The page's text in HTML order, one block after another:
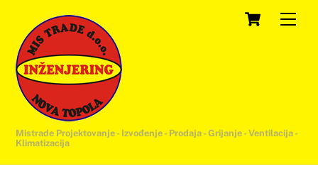
content
Cart
Mistrade Projektovanje - Izvođenje - Prodaja - Grijanje - Ventilacija -
Klimatizacija